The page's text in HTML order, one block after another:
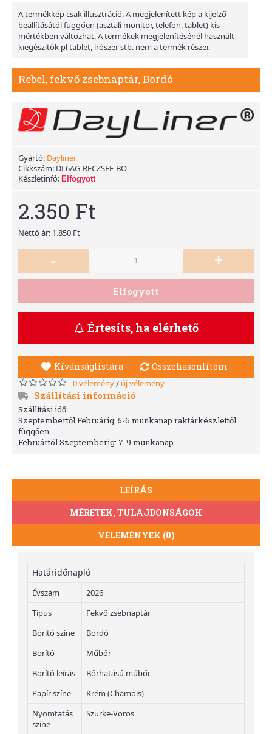
A termékkép csak illusztráció. A megjelenített kép a kijelző
beállításától függően (asztali monitor, telefon, tablet) kis
mértékben változhat. A termékek megjelenítésénél használt
kiegészítők pl tablet, írószer stb. nem a termék részei.
Rebel, fekvő zsebnaptár, Bordó
Gyártó: Dayliner
Cikkszám: DL6AG-RECZSFE-BO
Készletinfó: Elfogyott
2.350 Ft
Nettó ár: 1.850 Ft
- +
Elfogyott
Értesíts, ha elérhető
Kívánságlistára Összehasonlítom
0 vélemény/ új vélemény
Szállítási információ
Szállítási idő:
Szeptembertől Februárig: 5-6 munkanap raktárkészlettől
függően.
Februártól Szeptemberig: 7-9 munkanap
LEÍRÁS
MÉRETEK, TULAJDONSÁGOK
VÉLEMÉNYEK (0)
Határidőnapló
Évszám
2026
Típus
Fekvő zsebnaptár
Borító színe
Bordó
Borító
Műbőr
Borító leírás
Bőrhatású műbőr
Papír színe
Krém (Chamois)
Nyomtatás
színe
Szürke-Vörös